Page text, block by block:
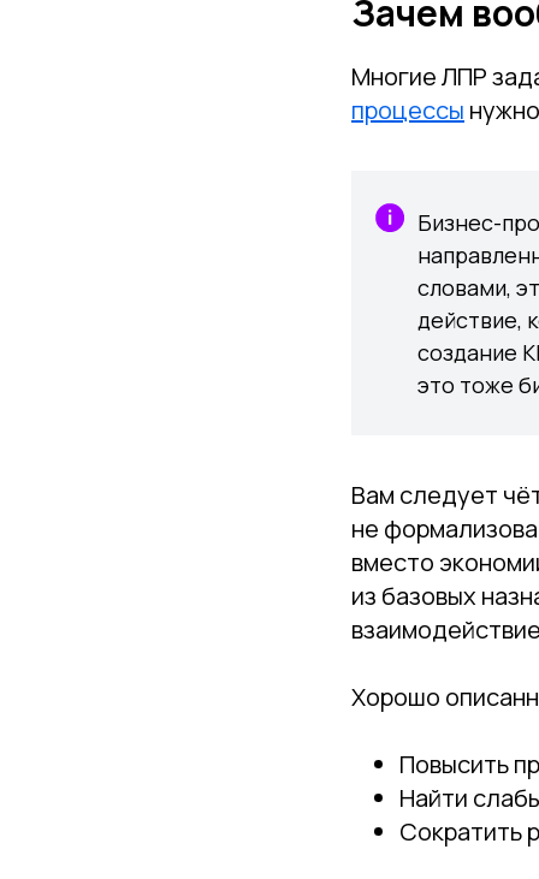
Зачем
Многие ЛПР
процессы
Бизнес-
словами,
действие,
создание
это тоже
Вам следует
не
вместо
из базовых
Хорошо
Повысить
Найти
Сократить